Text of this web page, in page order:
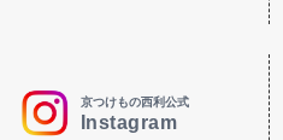
京つけもの西利公式
Instagram